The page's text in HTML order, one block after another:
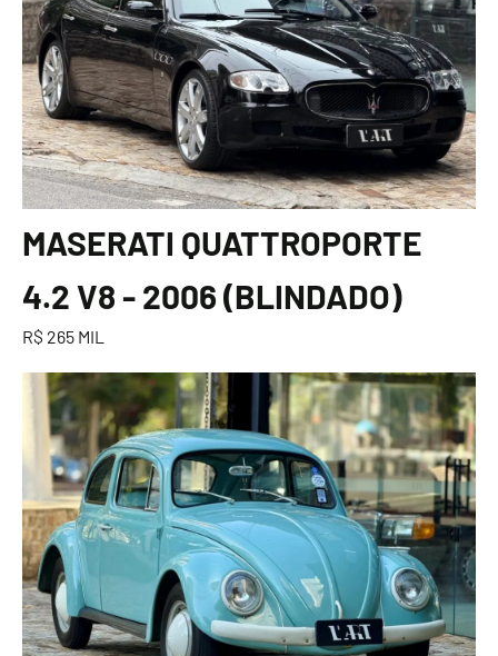
MASERATI QUATTROPORTE
4.2 V8 - 2006 (BLINDADO)
R$ 265 MIL